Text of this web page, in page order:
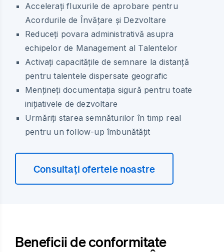
Accelerați fluxurile de aprobare pentru
Acordurile de Învățare și Dezvoltare
Reduceți povara administrativă asupra
echipelor de Management al Talentelor
Activați capacitățile de semnare la distanță
pentru talentele dispersate geografic
Mențineți documentația sigură pentru toate
inițiativele de dezvoltare
Urmăriți starea semnăturilor în timp real
pentru un follow-up îmbunătățit
Consultați ofertele noastre
Beneficii de conformitate